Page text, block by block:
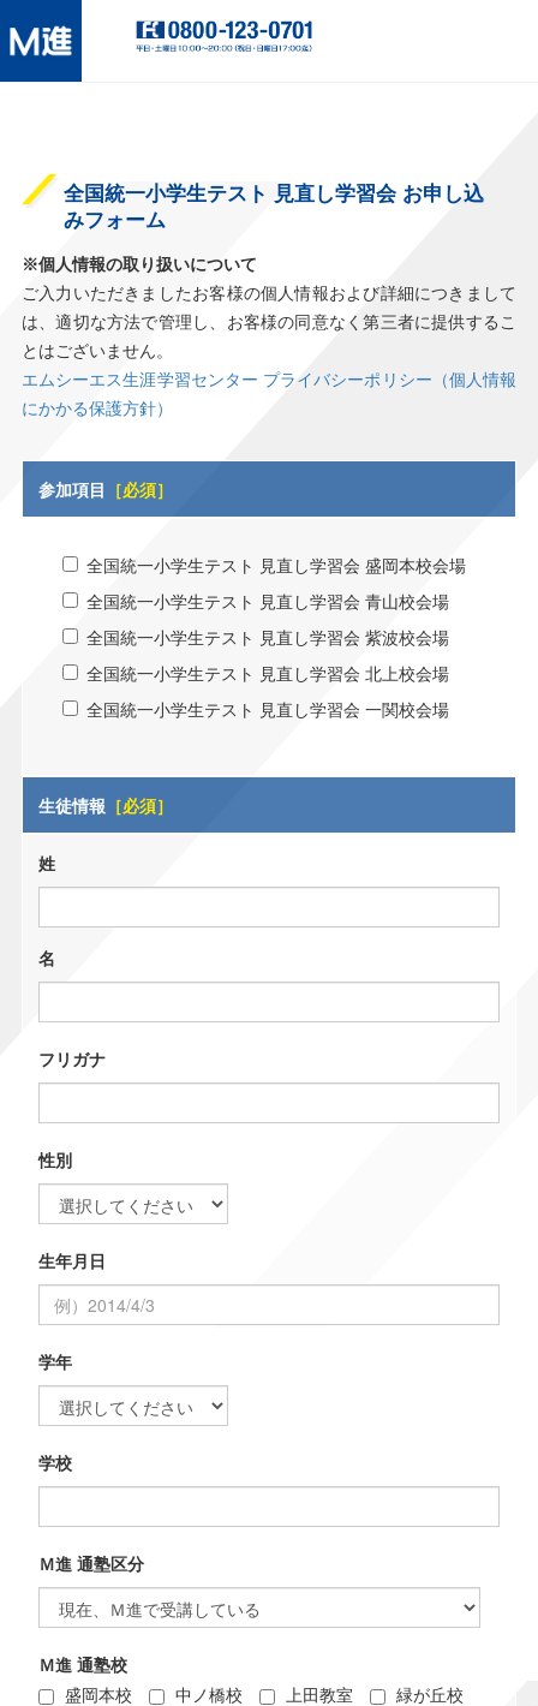
全国統一小学生テスト 見直し学習会 お申し込
みフォーム
※個人情報の取り扱いについて
ご入力いただきましたお客様の個人情報および詳細につきまして
は、適切な方法で管理し、お客様の同意なく第三者に提供するこ
とはございません。
エムシーエス生涯学習センター プライバシーポリシー（個人情報
にかかる保護方針）
参加項目 ［必須］
全国統一小学生テスト 見直し学習会 盛岡本校会場
全国統一小学生テスト 見直し学習会 青山校会場
全国統一小学生テスト 見直し学習会 紫波校会場
全国統一小学生テスト 見直し学習会 北上校会場
全国統一小学生テスト 見直し学習会 一関校会場
生徒情報 ［必須］
姓
名
フリガナ
性別
生年月日
学年
学校
Ｍ進 通塾区分
Ｍ進 通塾校
盛岡本校
中ノ橋校 上田教室
緑が丘校